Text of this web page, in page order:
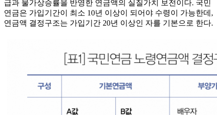
급과 물가상승률을 반영한 연금액의 실질가치 보전이다. 국민
연금은 가입기간이 최소 10년 이상이 되어야 수령이 가능한데,
연금액 결정구조는 가입기간 20년 이상인 자를 기본으로 한다.